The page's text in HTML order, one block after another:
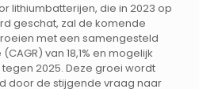
lithiumbatterijen, die in 2023 op
geschat, zal de komende
met een samengesteld
van 18,1% en mogelijk
2025. Deze groei wordt
door de stijgende vraag naar